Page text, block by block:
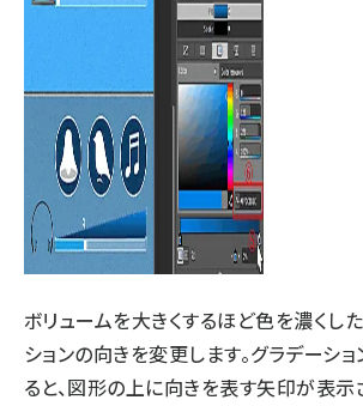
ボリュームを大きくするほど色を濃くし
ションの向きを変更します。グラデーシ
ると、図形の上に向きを表す矢印が表示